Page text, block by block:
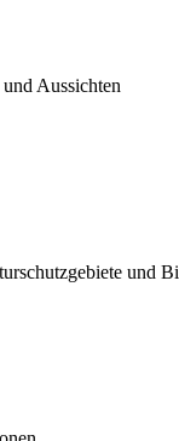
Aussichten
und